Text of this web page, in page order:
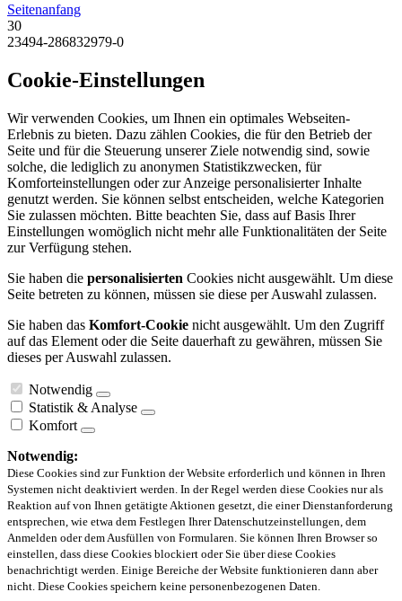
Seitenanfang
30
23494-286832979-0
Cookie-Einstellungen
Wir verwenden Cookies, um Ihnen ein optimales Webseiten-
Erlebnis zu bieten. Dazu zählen Cookies, die für den Betrieb der
Seite und für die Steuerung unserer Ziele notwendig sind, sowie
solche, die lediglich zu anonymen Statistikzwecken, für
Komforteinstellungen oder zur Anzeige personalisierter Inhalte
genutzt werden. Sie können selbst entscheiden, welche Kategorien
Sie zulassen möchten. Bitte beachten Sie, dass auf Basis Ihrer
Einstellungen womöglich nicht mehr alle Funktionalitäten der Seite
zur Verfügung stehen.
Sie haben die personalisierten Cookies nicht ausgewählt. Um diese
Seite betreten zu können, müssen sie diese per Auswahl zulassen.
Sie haben das Komfort-Cookie nicht ausgewählt. Um den Zugriff
auf das Element oder die Seite dauerhaft zu gewähren, müssen Sie
dieses per Auswahl zulassen.
Notwendig
Statistik & Analyse
Komfort
Notwendig:
Diese Cookies sind zur Funktion der Website erforderlich und können in Ihren
Systemen nicht deaktiviert werden. In der Regel werden diese Cookies nur als
Reaktion auf von Ihnen getätigte Aktionen gesetzt, die einer Dienstanforderung
entsprechen, wie etwa dem Festlegen Ihrer Datenschutzeinstellungen, dem
Anmelden oder dem Ausfüllen von Formularen. Sie können Ihren Browser so
einstellen, dass diese Cookies blockiert oder Sie über diese Cookies
benachrichtigt werden. Einige Bereiche der Website funktionieren dann aber
nicht. Diese Cookies speichern keine personenbezogenen Daten.